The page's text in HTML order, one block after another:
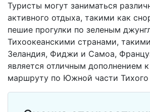
Туристы могут заниматься
активного отдыха, такими как
пешие прогулки по зеленым
Тихоокеанскими странами,
Зеландия, Фиджи и Самоа,
является отличным дополнением
маршруту по Южной части Тихого